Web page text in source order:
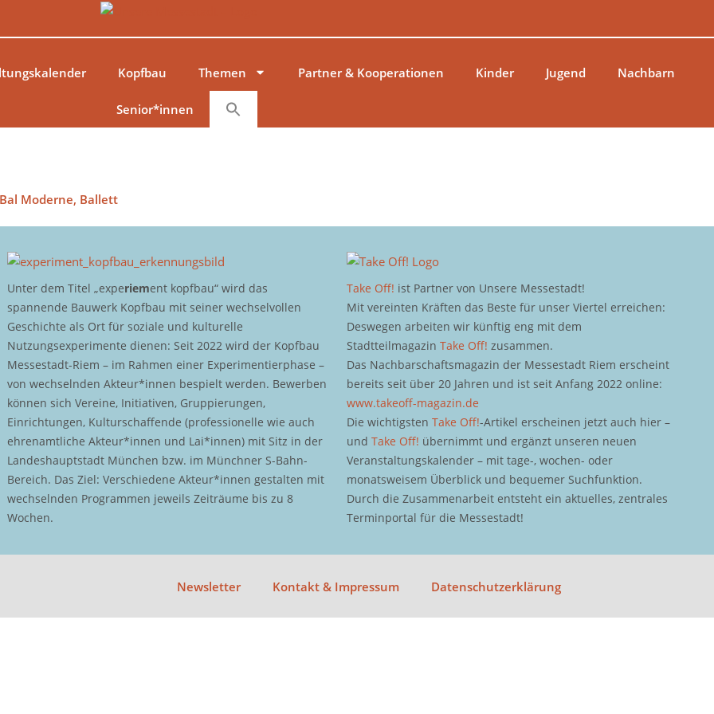
Kopfbau Themen Partner & Kooperationen Kinder Jugend Nachbarn
Senior*innen
Bal Moderne, Ballett
Unter dem Titel „experiement kopfbau“ wird das
spannende Bauwerk Kopfbau mit seiner wechselvollen
Geschichte als Ort für soziale und kulturelle
Nutzungsexperimente dienen: Seit 2022 wird der Kopfbau
Messestadt-Riem – im Rahmen einer Experimentierphase –
von wechselnden Akteur*innen bespielt werden. Bewerben
können sich Vereine, Initiativen, Gruppierungen,
Einrichtungen, Kulturschaffende (professionelle wie auch
ehrenamtliche Akteur*innen und Lai*innen) mit Sitz in der
Landeshauptstadt München bzw. im Münchner S-Bahn-
Bereich. Das Ziel: Verschiedene Akteur*innen gestalten mit
wechselnden Programmen jeweils Zeiträume bis zu 8
Wochen.
Take Off! ist Partner von Unsere Messestadt!
Mit vereinten Kräften das Beste für unser Viertel erreichen:
Deswegen arbeiten wir künftig eng mit dem
StadtteilmagazinTake Off! zusammen.
Das Nachbarschaftsmagazin der Messestadt Riem erscheint
bereits seit über 20 Jahren und ist seit Anfang 2022 online:
www.takeoff-magazin.de
Die wichtigstenTake Off!-Artikel erscheinen jetzt auch hier –
undTake Off! übernimmt und ergänzt unseren neuen
Veranstaltungskalender – mit tage-, wochen- oder
monatsweisem Überblick und bequemer Suchfunktion.
Durch die Zusammenarbeit entsteht ein aktuelles, zentrales
Terminportal für die Messestadt!
Newsletter Kontakt & Impressum Datenschutzerklärung